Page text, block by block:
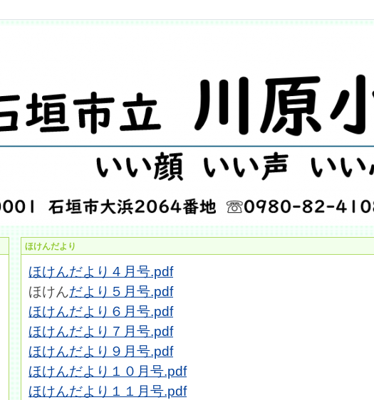
ほけんだより
ほけんだより４月号.pdf
ほけんだより５月号.pdf
ほけんだより６月号.pdf
ほけんだより７月号.pdf
ほけんだより９月号.pdf
ほけんだより１０月号.pdf
ほけんだより１１月号.pdf